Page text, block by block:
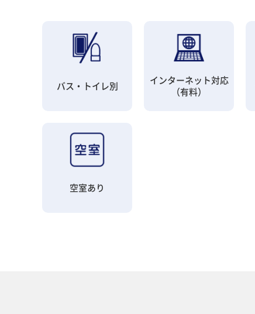
バス・トイレ別
インターネット対応
（有料）
空室あり